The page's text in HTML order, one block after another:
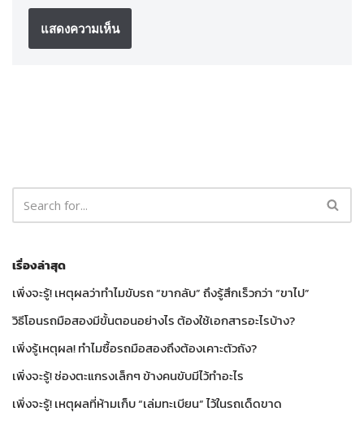
เรื่องล่าสุด
เพิ่งจะรู้! เหตุผลว่าทำไมขับรถ “ขากลับ” ถึงรู้สึกเร็วกว่า “ขาไป”
วิธีโอนรถมือสองมีขั้นตอนอย่างไร ต้องใช้เอกสารอะไรบ้าง?
เพิ่งรู้เหตุผล! ทำไมซื้อรถมือสองถึงต้องเคาะตัวถัง?
เพิ่งจะรู้! ช่องตะแกรงเล็กๆ ข้างคนขับมีไว้ทำอะไร
เพิ่งจะรู้! เหตุผลที่ห้ามเก็บ “เล่มทะเบียน” ไว้ในรถเด็ดขาด